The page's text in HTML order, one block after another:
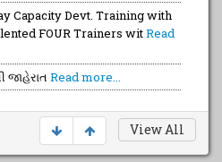
Capacity Devt. Training with
FOUR Trainers witRead
જાહેરાત Read more...
View All